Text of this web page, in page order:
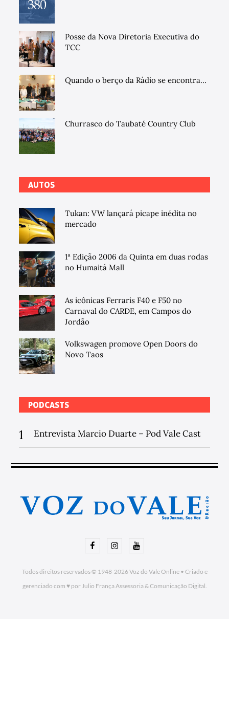
Posse da Nova Diretoria Executiva do
TCC
Quando o berço da Rádio se encontra...
Churrasco do Taubaté Country Club
AUTOS
Tukan: VW lançará picape inédita no
mercado
1ª Edição 2006 da Quinta em duas rodas
no Humaitá Mall
As icônicas Ferraris F40 e F50 no
Carnaval do CARDE, em Campos do
Jordão
Volkswagen promove Open Doors do
Novo Taos
PODCASTS
1 Entrevista Marcio Duarte – Pod Vale Cast
FacebookInstagramYoutube
Todos direitos reservados © 1948-2026Voz do Vale Online• Criado e
gerenciado com ♥ por Julio França Assessoria& Comunicação Digital.